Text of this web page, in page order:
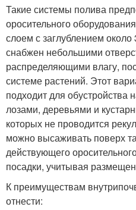
Такие системы полива
оросительного
слоем с заглублением
снабжен небольшими
распределяющими влагу,
системе растений. Этот
подходит для обустройства
лозами, деревьями и
которых не проводится
можно высаживать поверх
действующего
посадки, учитывая
К преимуществам
отнести: